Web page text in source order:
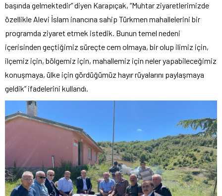
başında gelmektedir” diyen Karapıçak, “Muhtar ziyaretlerimizde
özellikle Alevi İslam inancına sahip Türkmen mahallelerini bir
programda ziyaret etmek istedik. Bunun temel nedeni
içerisinden geçtiğimiz süreçte cem olmaya, bir olup ilimiz için,
ilçemiz için, bölgemiz için, mahallemiz için neler yapabileceğimiz
konuşmaya, ülke için gördüğümüz hayır rüyalarını paylaşmaya
geldik” ifadelerini kullandı.